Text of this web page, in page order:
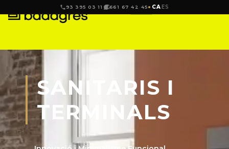
93 395 03 11 661 67 42 45 CA ES
SANITARIS I
TERMINALS